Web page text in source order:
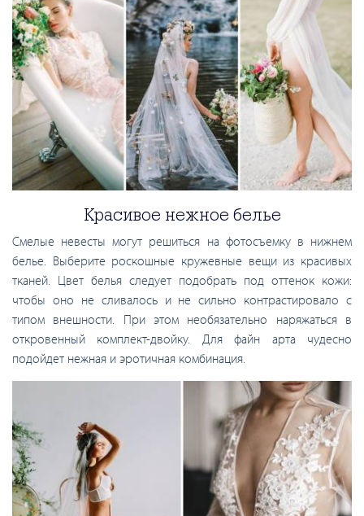
Красивое нежное белье
Смелые невесты могут решиться на фотосъемку в нижнем
белье. Выберите роскошные кружевные вещи из красивых
тканей. Цвет белья следует подобрать под оттенок кожи:
чтобы оно не сливалось и не сильно контрастировало с
типом внешности. При этом необязательно наряжаться в
откровенный комплект-двойку. Для файн арта чудесно
подойдет нежная и эротичная комбинация.